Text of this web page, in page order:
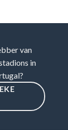
van
in